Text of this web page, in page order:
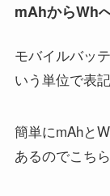
mAhからWh
モバイルバッ
いう単位で表
簡単にmAhと
あるのでこち